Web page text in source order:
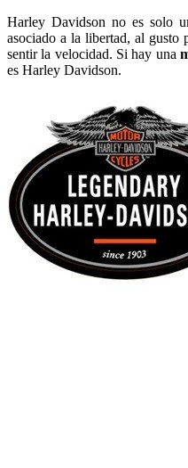
Harley Davidson no es solo
asociado a la libertad, al gusto
sentir la velocidad. Si hay una
es Harley Davidson.